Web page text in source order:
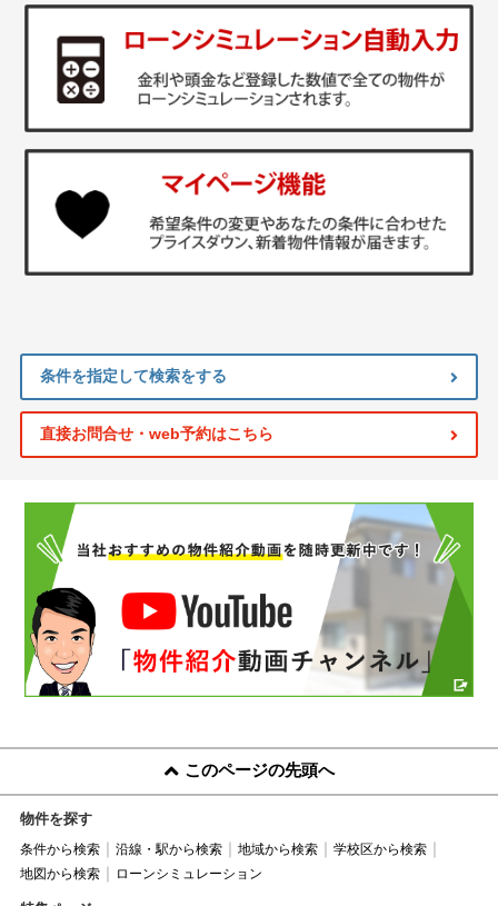
条件を指定して検索をする
直接お問合せ・web予約はこちら
このページの先頭へ
物件を探す
条件から検索 沿線・駅から検索 地域から検索
学校区から検索
地図から検索
ローンシミュレーション